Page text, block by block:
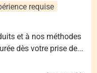
requise
et à nos méthodes
dès votre prise de...